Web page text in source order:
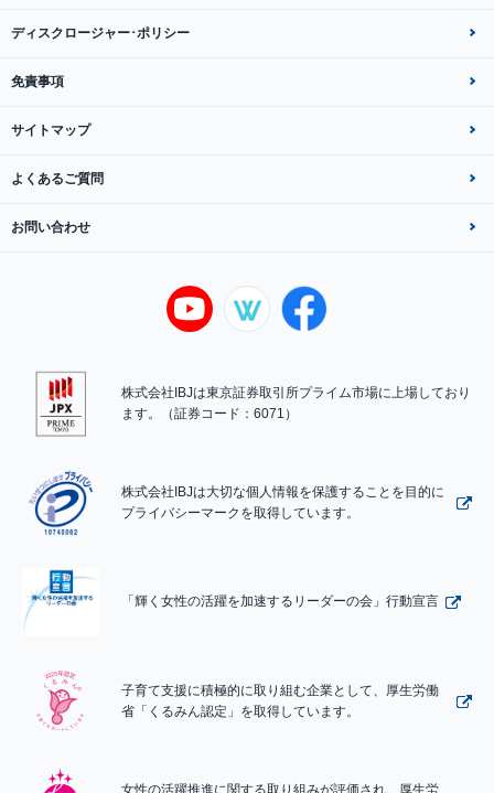
ディスクロージャー･ポリシー
免責事項
サイトマップ
よくあるご質問
お問い合わせ
株式会社IBJは東京証券取引所プライム市場に上場しており
ます。（証券コード：6071）
株式会社IBJは大切な個人情報を保護することを目的に
プライバシーマークを取得しています。
「輝く女性の活躍を加速するリーダーの会」行動宣言
子育て支援に積極的に取り組む企業として、厚生労働
省「くるみん認定」を取得しています。
女性の活躍推進に関する取り組みが評価され、厚生労